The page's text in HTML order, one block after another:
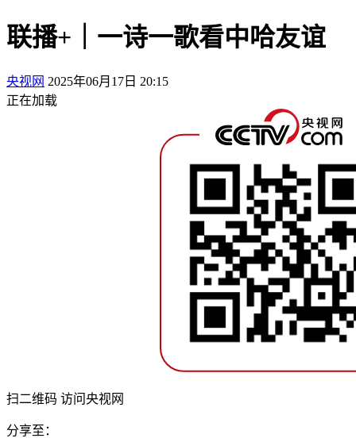
联播+｜一诗一歌看中哈友谊
央视网 2025年06月17日 20:15
正在加载
扫二维码 访问央视网
分享至：